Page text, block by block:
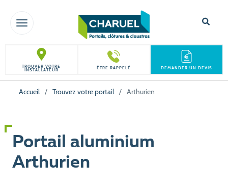
TOGGLE NAVIGATION
TROUVER VOTRE
INSTALLATEUR ÊTRE RAPPELÉ DEMANDER UN DEVIS
Accueil / Trouvez votre portail / Arthurien
Portail aluminium
Arthurien